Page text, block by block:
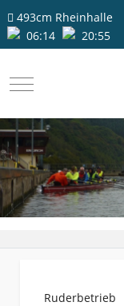
493cm Rheinhalle
06:14
20:55
Mobile Menu Toggle
Ruderbetrieb